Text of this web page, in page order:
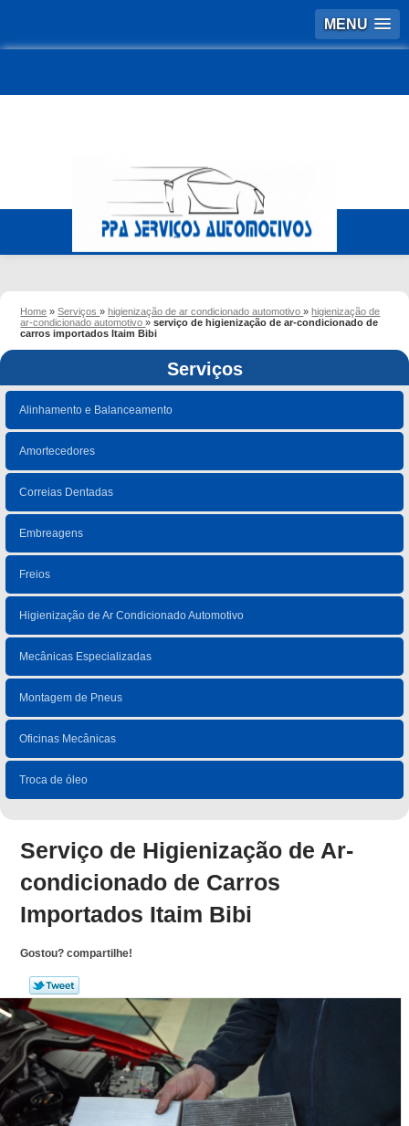
MENU
Home »Serviços»higienização de ar condicionado automotivo»higienização de
ar-condicionado automotivo»serviço de higienização de ar-condicionado de
carros importados Itaim Bibi
Serviços
Alinhamento e Balanceamento
Amortecedores
Correias Dentadas
Embreagens
Freios
Higienização de Ar Condicionado Automotivo
Mecânicas Especializadas
Montagem de Pneus
Oficinas Mecânicas
Troca de óleo
Serviço de Higienização de Ar-
condicionado de Carros
Importados Itaim Bibi
Gostou? compartilhe!